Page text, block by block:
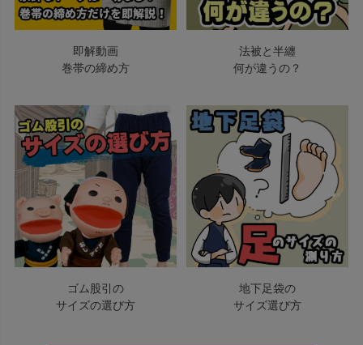
即解動画
巻帯の締め方
法被と半纏
何が違うの？
ゴム股引の
サイズの選び方
地下足袋の
サイズ選び方